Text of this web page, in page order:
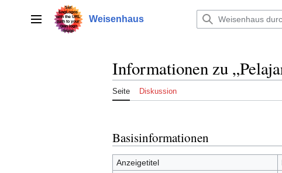
springenHauptmenü Weisenhaus
Informationen zu
Seite Diskussion
Basisinformationen
Anzeigetitel